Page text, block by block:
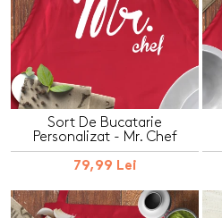
Sort De Bucatarie
Personalizat - Mr. Chef
79,99 Lei